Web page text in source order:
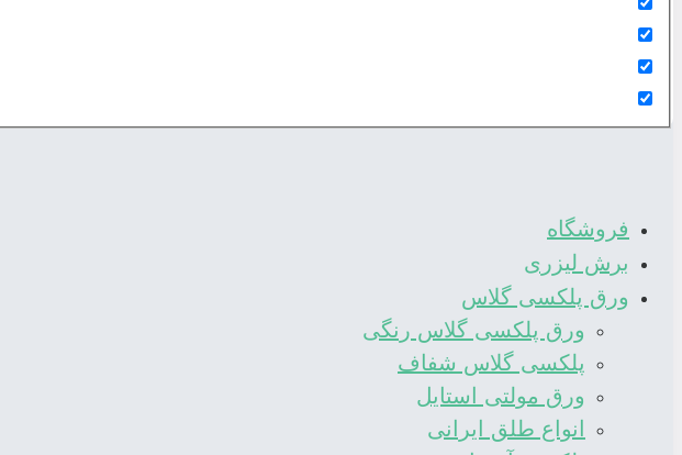
فروشگاه
برش لیزری
ورق پلکسی گلاس
ورق پلکسی گلاس رنگی
پلکسی گلاس شفاف
ورق مولتی استایل
انواع طلق ایرانی